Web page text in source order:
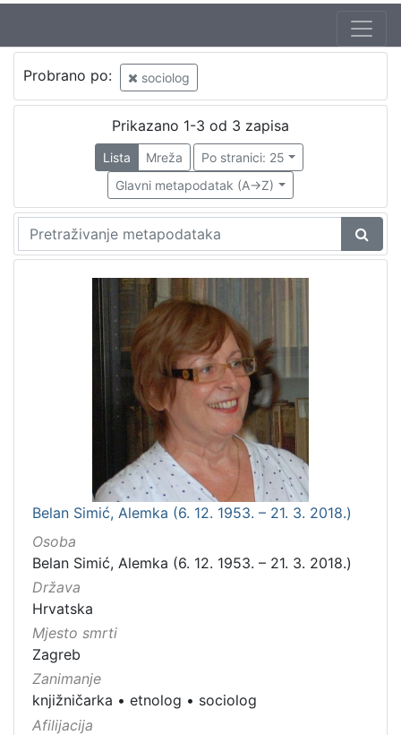
Probrano po: sociolog
Prikazano 1-3 od 3 zapisa
Lista Mreža
Po stranici: 25
Glavni metapodatak (A->Z)
Belan Simić, Alemka (6. 12. 1953. – 21. 3. 2018.)
Osoba
Belan Simić, Alemka (6. 12. 1953. – 21. 3. 2018.)
Država
Hrvatska
Mjesto smrti
Zagreb
Zanimanje
knjižničarka • etnolog • sociolog
Afilijacija